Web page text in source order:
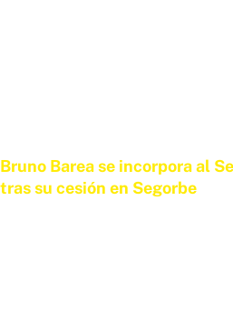
Bruno Barea se incorpora al
tras su cesión en Segorbe